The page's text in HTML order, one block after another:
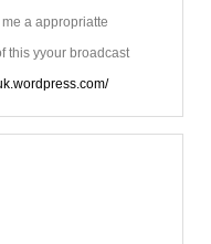
a appropriatte
this yyour broadcast